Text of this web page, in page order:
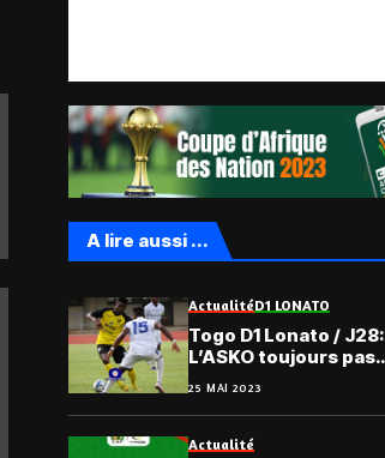
A lire aussi ...
ActualitéD1 LONATO
Togo D1 Lonato / J28:
L’ASKO toujours pas
championne; tous les
résultats
25 MAI 2023
Actualité